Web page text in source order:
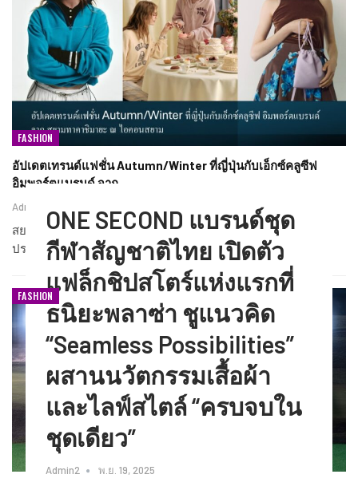
FASHION
อัปเดตเทรนด์แฟชั่น Autumn/Winter ที่ญี่ปุ่นกับเอ็กซ์คลูซีฟ
อิมพอร์ตแบรนด์ จาก…
Admin
สยาม ทาคาชิมายะ ห้างสรรพสินค้าญี่ปุ่นขนานแท้แห่งเดียวใน
ประเทศไทย ณ ไอคอนสยาม…
FASHION
ONE SECOND แบรนด์ชุด
กีฬาสัญชาติไทย เปิดตัว
แฟล็กชิปสโตร์แห่งแรกที่
ธนิยะพลาซ่า ชูแนวคิด
“Seamless Possibilities”
ผสานนวัตกรรมเสื้อผ้า
และไลฟ์สไตล์ “ครบจบใน
ชุดเดียว”
Admin2 พ.ย. 19, 2025